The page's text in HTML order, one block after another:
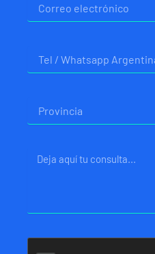
electrónico
Mensaje